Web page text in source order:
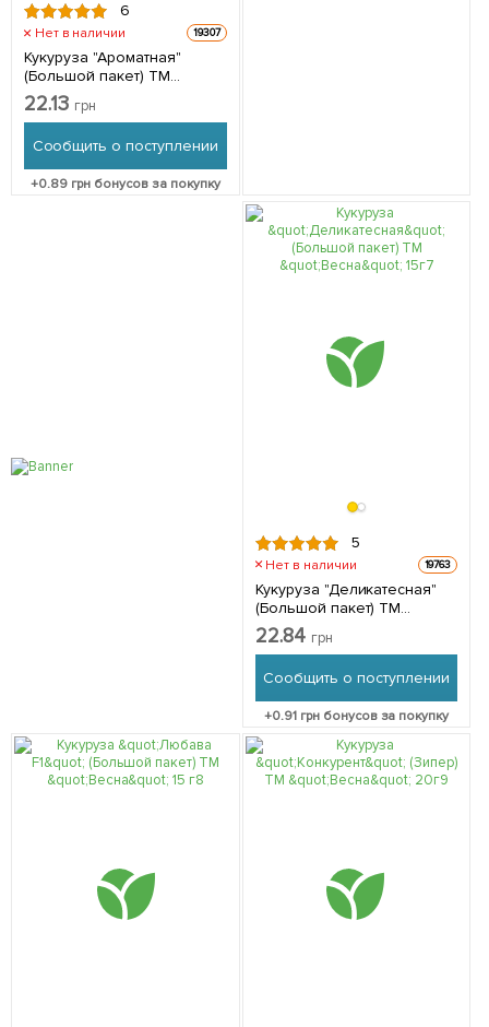
6
Нет в наличии 19307
Кукуруза "Ароматная"
(Большой пакет) ТМ
"Весна" 15г
22.13 грн
Сообщить о поступлении
+0.89 грн бонусов за покупку
5
Нет в наличии 19763
Кукуруза "Деликатесная"
(Большой пакет) ТМ
"Весна" 15г
22.84 грн
Сообщить о поступлении
+0.91грн бонусов за покупку